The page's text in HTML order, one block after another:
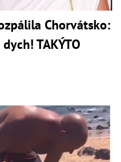
Chorvátsko:
TAKÝTO